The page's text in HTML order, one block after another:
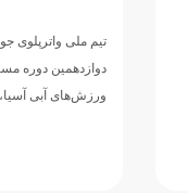
تیم ملی واترپلوی
دوازدهمین دوره
ورزش‌های آبی